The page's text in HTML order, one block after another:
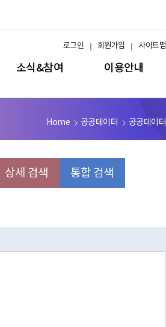
소식&참여 이용안내
로그인 회원가입 사이트맵
Home 공공데이터 공공데이터
상세 검색 통합 검색